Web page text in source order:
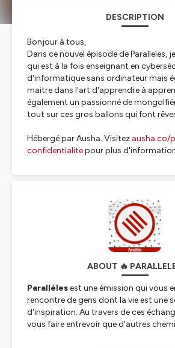
DESCRIPTION
Bonjour à tous,
Dans ce nouvel épisode de Paralleles,
qui est à la fois enseignant en
d'informatique sans ordinateur mais
maitre dans l'art d'apprendre à
également un passionné de
tout sur ces gros ballons qui font
Hébergé par Ausha. Visitez ausha.co/
confidentialitepour plus
ABOUT 🔥
Parallèlesest une émission qui vous
rencontre de gens dont la vie est une
d'inspiration. Au travers de ces
vous faire entrevoir que d'autres